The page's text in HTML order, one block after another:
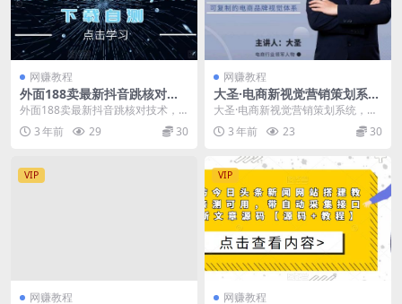
网赚教程
外面188卖最新抖音跳核对技
术，适用于苹果手机，有需要
的下载自测
外面188卖最新抖音跳核对技术，
适用于苹果手机，有需要的下载自
测 当抖音检测到账...
3 年前 29 30
网赚教程
大圣·电商新视觉营销策划系
统，可复制的电商品牌视觉识
别系统
大圣·电商新视觉营销策划系统，可
复制的电商品牌视觉识别系统 新消
费人群的崛起 电...
3 年前 23 30
VIP
网赚教程
VIP
网赚教程